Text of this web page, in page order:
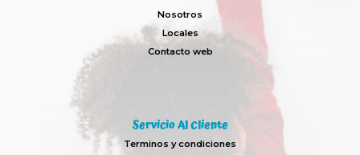
Nosotros
Locales
Contacto web
Servicio Al Cliente
Terminos y condiciones